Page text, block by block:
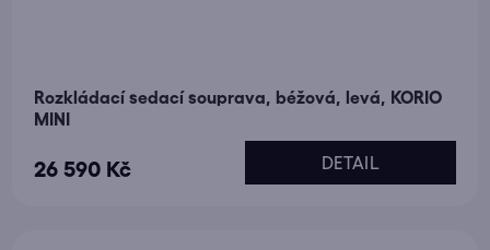
Rozkládací sedací souprava, béžová, levá, KORIO
MINI
26 590 Kč DETAIL